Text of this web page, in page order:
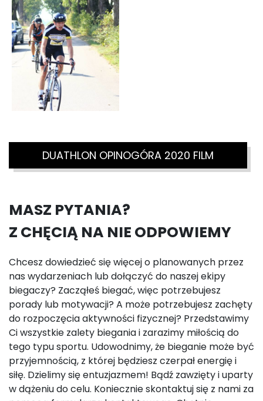
DUATHLON OPINOGÓRA 2020 FILM
MASZ PYTANIA?
Z CHĘCIĄ NA NIE ODPOWIEMY
Chcesz dowiedzieć się więcej o planowanych przez
nas wydarzeniach lub dołączyć do naszej ekipy
biegaczy? Zacząłeś biegać, więc potrzebujesz
porady lub motywacji? A może potrzebujesz zachęty
do rozpoczęcia aktywności fizycznej? Przedstawimy
Ci wszystkie zalety biegania i zarazimy miłością do
tego typu sportu. Udowodnimy, że bieganie może być
przyjemnością, z której będziesz czerpał energię i
siłę. Dzielimy się entuzjazmem! Bądź zawzięty i uparty
w dążeniu do celu. Koniecznie skontaktuj się z nami za